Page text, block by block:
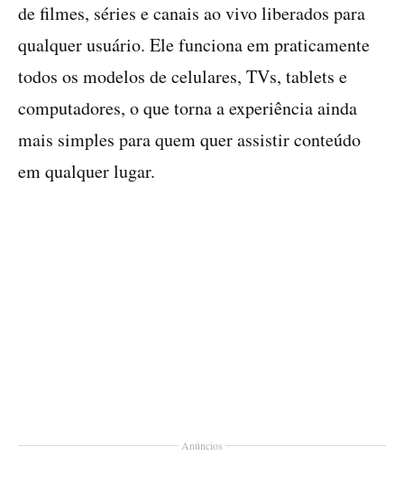
de filmes, séries e canais ao vivo liberados para
qualquer usuário. Ele funciona em praticamente
todos os modelos de celulares, TVs, tablets e
computadores, o que torna a experiência ainda
mais simples para quem quer assistir conteúdo
em qualquer lugar.
Anúncios